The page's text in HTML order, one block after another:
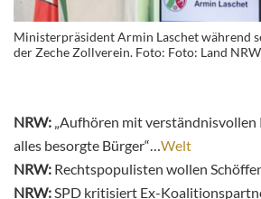
Ministerpräsident Armin Laschet während
der Zeche Zollverein. Foto: Foto: Land
NRW: „Aufhören mit verständnisvollen
alles besorgte Bürger“… Welt
NRW: Rechtspopulisten wollen
NRW: SPD kritisiert Ex-